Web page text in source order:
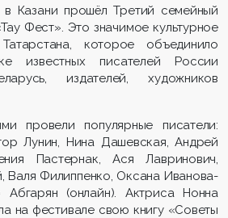
в Казани прошёл Третий семейный
Фест». Это значимое культурное
которое объединило
известных писателей России
издателей, художников
провели популярные писатели:
Лунин, Нина Дашевская, Андрей
Пастернак, Ася Лавринович,
Валя Филиппенко, Оксана Иванова-
(онлайн). Актриса Нонна
на фестивале свою книгу «Советы